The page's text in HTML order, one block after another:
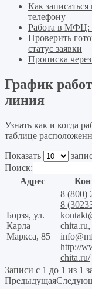
Как
телефону
Работа в МФЦ:
Проверить
статус заявки
Прописка
График
линия
Узнать как и когда
таблице
Показать
Поиск:
Адрес
Борзя, ул.
Карла
Маркса, 85
8 (800)
8
chita.ru,
http://
chita.ru/
Записи с 1 до 1 из 1
Предыдущая